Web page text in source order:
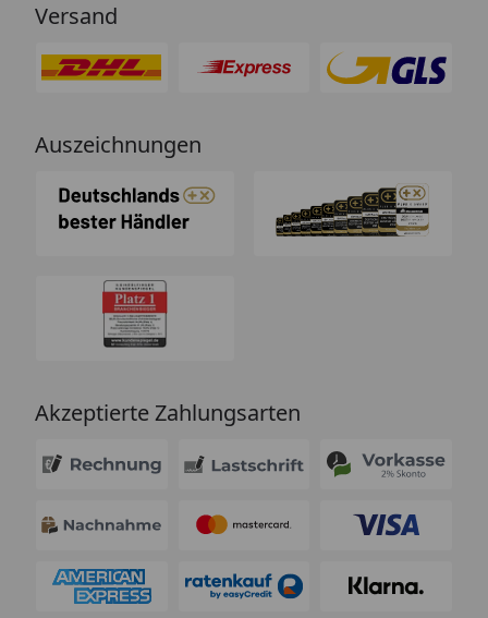
Versand
Auszeichnungen
Akzeptierte Zahlungsarten